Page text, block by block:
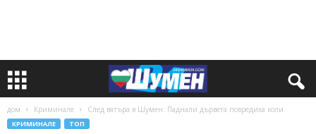
дом Криминале След вятъра в Шумен: Паднали дървета повредиха коли
КРИМИНАЛЕ ТОП